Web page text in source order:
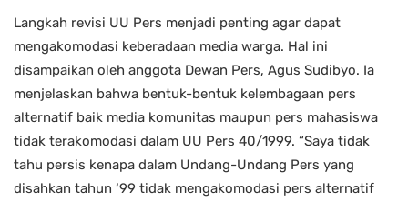
Langkah revisi UU Pers menjadi penting agar dapat
mengakomodasi keberadaan media warga. Hal ini
disampaikan oleh anggota Dewan Pers, Agus Sudibyo. Ia
menjelaskan bahwa bentuk-bentuk kelembagaan pers
alternatif baik media komunitas maupun pers mahasiswa
tidak terakomodasi dalam UU Pers 40/1999. “Saya tidak
tahu persis kenapa dalam Undang-Undang Pers yang
disahkan tahun ‘99 tidak mengakomodasi pers alternatif